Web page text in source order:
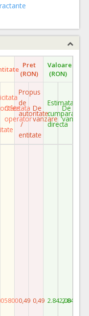
Pret
(RON)
Valoare
(RON)
Ofertata
operator
Propus
de
autoritate
/
entitate
De
vanzare
Estimata
cumparare
directa
De
vanzare
58000,49 0,49 2.842,002.842,00